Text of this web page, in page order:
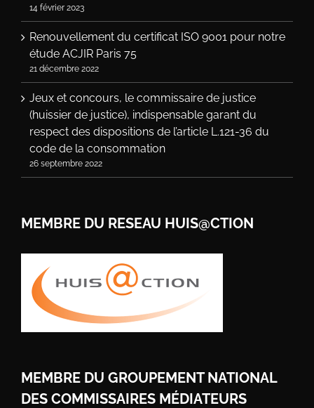
14 février 2023
Renouvellement du certificat ISO 9001 pour notre
étude ACJIR Paris 75
21 décembre 2022
Jeux et concours, le commissaire de justice
(huissier de justice), indispensable garant du
respect des dispositions de l’article L.121-36 du
code de la consommation
26 septembre 2022
MEMBRE DU RESEAU HUIS@CTION
MEMBRE DU GROUPEMENT NATIONAL
DES COMMISSAIRES MÉDIATEURS